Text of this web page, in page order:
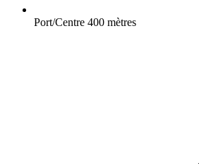
Port/Centre 400 mètres